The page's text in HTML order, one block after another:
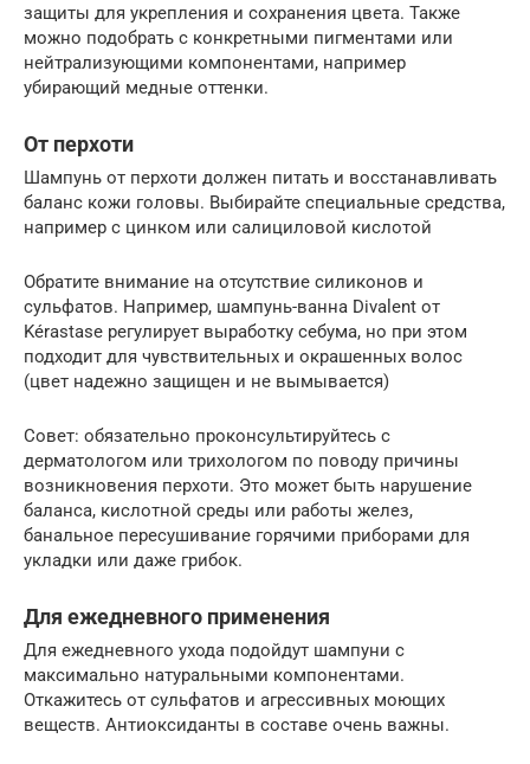
защиты для укрепления и сохранения цвета. Также
можно подобрать с конкретными пигментами или
нейтрализующими компонентами, например
убирающий медные оттенки.
От перхоти
Шампунь от перхоти должен питать и восстанавливать
баланс кожи головы. Выбирайте специальные средства,
например с цинком или салициловой кислотой
Обратите внимание на отсутствие силиконов и
сульфатов. Например, шампунь-ванна Divalent от
Kérastase регулирует выработку себума, но при этом
подходит для чувствительных и окрашенных волос
(цвет надежно защищен и не вымывается)
Совет: обязательно проконсультируйтесь с
дерматологом или трихологом по поводу причины
возникновения перхоти. Это может быть нарушение
баланса, кислотной среды или работы желез,
банальное пересушивание горячими приборами для
укладки или даже грибок.
Для ежедневного применения
Для ежедневного ухода подойдут шампуни с
максимально натуральными компонентами.
Откажитесь от сульфатов и агрессивных моющих
веществ. Антиоксиданты в составе очень важны.